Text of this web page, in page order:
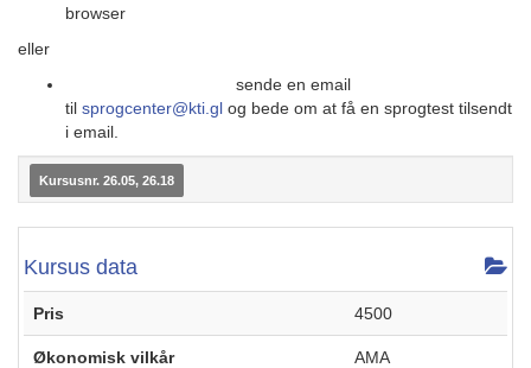
browser
eller
sende en email
til sprogcenter@kti.gl og bede om at få en sprogtest tilsendt
i email.
Kursusnr. 26.05, 26.18
Kursus data
Pris 4500
Økonomisk vilkår AMA